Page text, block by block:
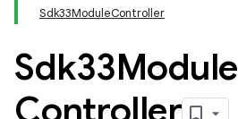
Sdk33ModuleController
Sdk33Module
Controller